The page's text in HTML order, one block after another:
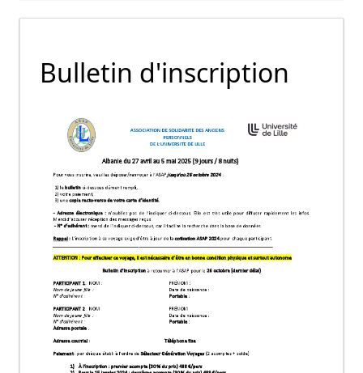
Bulletin d'inscription